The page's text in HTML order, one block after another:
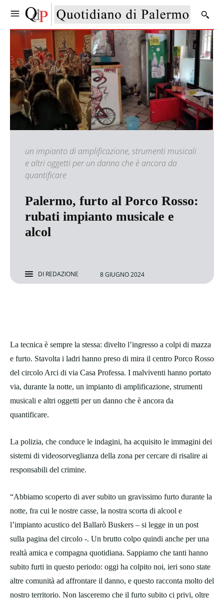
un impianto di amplificazione, strumenti musicali
e altri oggetti per un danno che è ancora da
quantificare
Palermo, furto al Porco Rosso:
rubati impianto musicale e
alcol
DI REDAZIONE 8 GIUGNO 2024
La tecnica è sempre la stessa: divelto l’ingresso a colpi di mazza
e furto. Stavolta i ladri hanno preso di mira il centro Porco Rosso
del circolo Arci di via Casa Professa. I malviventi hanno portato
via, durante la notte, un impianto di amplificazione, strumenti
musicali e altri oggetti per un danno che è ancora da
quantificare.
La polizia, che conduce le indagini, ha acquisito le immagini dei
sistemi di videosorveglianza della zona per cercare di risalire ai
responsabili del crimine.
“Abbiamo scoperto di aver subito un gravissimo furto durante la
notte, fra cui le nostre casse, la nostra scorta di alcool e
l’impianto acustico del Ballarò Buskers – si legge in un post
sulla pagina del circolo -. Un brutto colpo quindi anche per una
realtà amica e compagna quotidiana. Sappiamo che tanti hanno
subito furti in questo periodo: oggi ha colpito noi, ieri sono state
altre comunità ad affrontare il danno, e questo racconta molto del
nostro territorio. Non lasceremo che il furto subito ci privi, oltre